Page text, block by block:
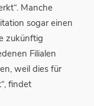
Manche
sogar einen
zukünftig
Filialen
weil dies für
findet